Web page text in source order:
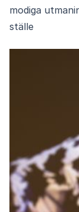
modiga
ställe